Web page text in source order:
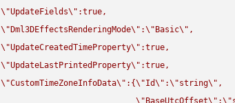
\"UpdateFields\" :true,
\" Dml3DEffectsRenderingMode\" :\" Basic\" ,
\"UpdateCreatedTimeProperty\" :true,
\"UpdateLastPrintedProperty\" :true,
\"CustomTimeZoneInfoData\" :{\"Id\" :\"string\" ,